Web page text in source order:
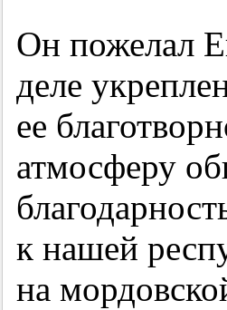
Он пожелал
деле
ее
атмосферу
к нашей
на